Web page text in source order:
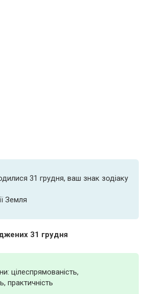
31 грудня, ваш знак зодіаку
Земля
31 грудня
цілеспрямованість,
практичність